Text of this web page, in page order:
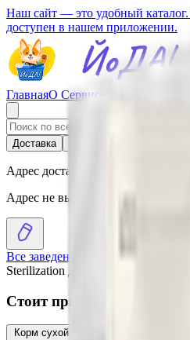
Наш сайт — это удобный
доступен в нашем приложении.
ГлавнаяО Сервисе
Доставка
Адрес доставки
Адрес не выбран
Все заведения Каталог›Корм
Sterilization для котов после
Стоит присмотреться
Корм сухой NP Large cat Poultry для